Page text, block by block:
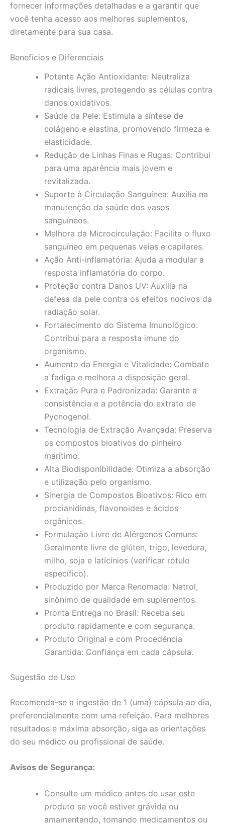
fornecer informações detalhadas e a garantir que
você tenha acesso aos melhores suplementos,
diretamente para sua casa.
Benefícios e Diferenciais
Potente Ação Antioxidante: Neutraliza
radicais livres, protegendo as células contra
danos oxidativos.
Saúde da Pele: Estimula a síntese de
colágeno e elastina, promovendo firmeza e
elasticidade.
Redução de Linhas Finas e Rugas: Contribui
para uma aparência mais jovem e
revitalizada.
Suporte à Circulação Sanguínea: Auxilia na
manutenção da saúde dos vasos
sanguíneos.
Melhora da Microcirculação: Facilita o fluxo
sanguíneo em pequenas veias e capilares.
Ação Anti-inflamatória: Ajuda a modular a
resposta inflamatória do corpo.
Proteção contra Danos UV: Auxilia na
defesa da pele contra os efeitos nocivos da
radiação solar.
Fortalecimento do Sistema Imunológico:
Contribui para a resposta imune do
organismo.
Aumento da Energia e Vitalidade: Combate
a fadiga e melhora a disposição geral.
Extração Pura e Padronizada: Garante a
consistência e a potência do extrato de
Pycnogenol.
Tecnologia de Extração Avançada: Preserva
os compostos bioativos do pinheiro
marítimo.
Alta Biodisponibilidade: Otimiza a absorção
e utilização pelo organismo.
Sinergia de Compostos Bioativos: Rico em
procianidinas, flavonoides e ácidos
orgânicos.
Formulação Livre de Alérgenos Comuns:
Geralmente livre de glúten, trigo, levedura,
milho, soja e laticínios (verificar rótulo
específico).
Produzido por Marca Renomada: Natrol,
sinônimo de qualidade em suplementos.
Pronta Entrega no Brasil: Receba seu
produto rapidamente e com segurança.
Produto Original e com Procedência
Garantida: Confiança em cada cápsula.
Sugestão de Uso
Recomenda-se a ingestão de 1 (uma) cápsula ao dia,
preferencialmente com uma refeição. Para melhores
resultados e máxima absorção, siga as orientações
do seu médico ou profissional de saúde.
Avisos de Segurança:
Consulte um médico antes de usar este
produto se você estiver grávida ou
amamentando, tomando medicamentos ou